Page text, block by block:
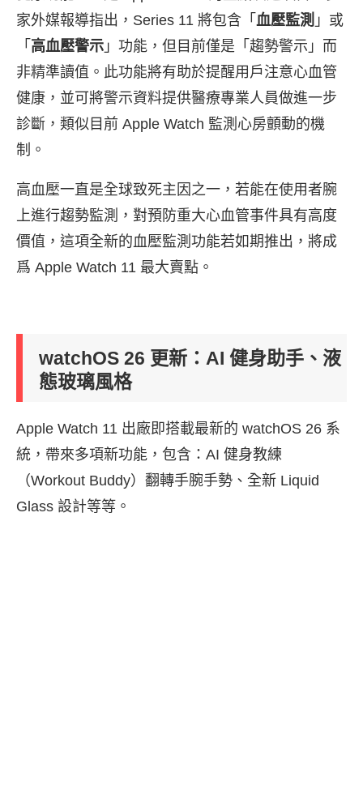
家外媒報導指出，Series 11 將包含「 血壓監測 」或
「 高血壓警示 」功能，但目前僅是「趨勢警示」而
非精準讀值。此功能將有助於提醒用戶注意心血管
健康，並可將警示資料提供醫療專業人員做進一步
診斷，類似目前 Apple Watch 監測心房顫動的機
制。
高血壓一直是全球致死主因之一，若能在使用者腕
上進行趨勢監測，對預防重大心血管事件具有高度
價值，這項全新的血壓監測功能若如期推出，將成
爲 Apple Watch 11 最大賣點。
watchOS 26 更新：AI 健身助手、液
態玻璃風格
Apple Watch 11 出廠即搭載最新的 watchOS 26 系
統，帶來多項新功能，包含：AI 健身教練
（Workout Buddy）翻轉手腕手勢、全新 Liquid
Glass 設計等等。